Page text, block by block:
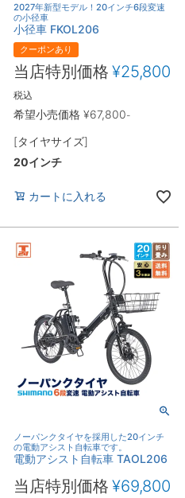
2027年新型モデル！20インチ6段変速
の小径車
小径車 FKOL206
クーポンあり
希望小売価格 ¥67,800-
当店特別価格 ¥25,800
税込
[タイヤサイズ]
20インチ
カートに入れる
ノーパンクタイヤを採用した20インチ
の電動アシスト自転車です。
電動アシスト自転車 TAOL206
当店特別価格 ¥69,800